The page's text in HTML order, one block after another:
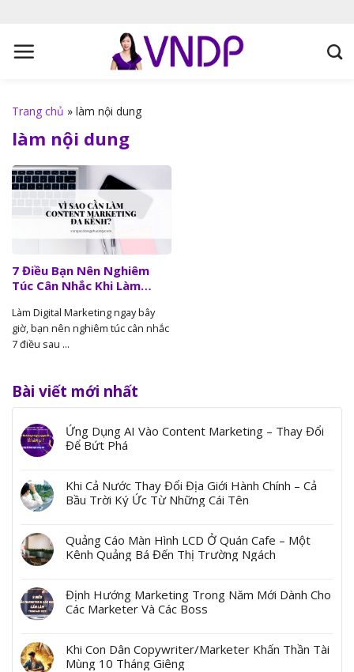
Trang chủ » làm nội dung
làm nội dung
7 Điều Bạn Nên Nghiêm
Túc Cân Nhắc Khi Làm
Bây Giờ
Làm Digital Marketing ngay bây
giờ, bạn nên nghiêm túc cân nhắc
7 điều sau ...
Bài viết mới nhất
Ứng Dụng AI Vào Content Marketing – Thay Đổi
Để Bứt Phá
Khi Cả Nước Thay Đổi Địa Giới Hành Chính – Cả
Bầu Trời Ký Ức Từ Những Cái Tên
Quảng Cáo Màn Hình LCD Ở Quán Cafe – Một
Kênh Quảng Bá Đến Thị Trường Ngách
Định Hướng Marketing Trong Năm Mới Dành Cho
Các Marketer Và Các Boss
Khi Con Dân Copywriter/Marketer Khấn Thần Tài
Mùng 10 Tháng Giêng